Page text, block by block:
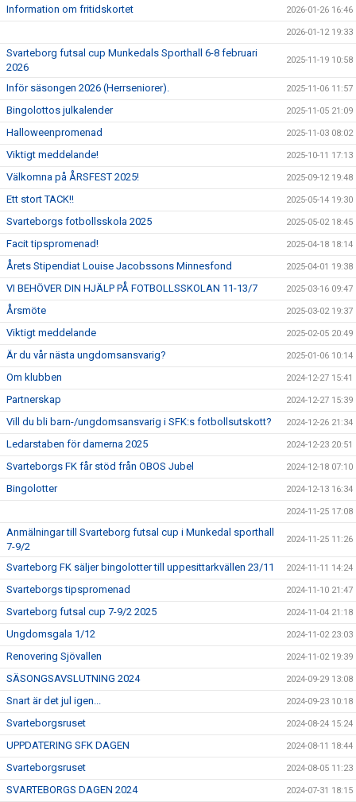
Information om fritidskortet 2026-01-26 16:46
2026-01-12 19:33
Svarteborg futsal cup Munkedals Sporthall 6-8 februari
2026
2025-11-19 10:58
Inför säsongen 2026 (Herrseniorer). 2025-11-06 11:57
Bingolottos julkalender 2025-11-05 21:09
Halloweenpromenad 2025-11-03 08:02
Viktigt meddelande! 2025-10-11 17:13
Välkomna på ÅRSFEST 2025! 2025-09-12 19:48
Ett stort TACK!! 2025-05-14 19:30
Svarteborgs fotbollsskola 2025 2025-05-02 18:45
Facit tipspromenad! 2025-04-18 18:14
Årets Stipendiat Louise Jacobssons Minnesfond 2025-04-01 19:38
VI BEHÖVER DIN HJÄLP PÅ FOTBOLLSSKOLAN 11-13/7 2025-03-16 09:47
Årsmöte 2025-03-02 19:37
Viktigt meddelande 2025-02-05 20:49
Är du vår nästa ungdomsansvarig? 2025-01-06 10:14
Om klubben 2024-12-27 15:41
Partnerskap 2024-12-27 15:39
Vill du bli barn-/ungdomsansvarig i SFK:s fotbollsutskott? 2024-12-26 21:34
Ledarstaben för damerna 2025 2024-12-23 20:51
Svarteborgs FK får stöd från OBOS Jubel 2024-12-18 07:10
Bingolotter 2024-12-13 16:34
2024-11-25 17:08
Anmälningar till Svarteborg futsal cup i Munkedal sporthall
7-9/2
2024-11-25 11:26
Svarteborg FK säljer bingolotter till uppesittarkvällen 23/11 2024-11-11 14:24
Svarteborgs tipspromenad 2024-11-10 21:47
Svarteborg futsal cup 7-9/2 2025 2024-11-04 21:18
Ungdomsgala 1/12 2024-11-02 23:03
Renovering Sjövallen 2024-11-02 19:39
SÄSONGSAVSLUTNING 2024 2024-09-29 13:08
Snart är det jul igen... 2024-09-23 10:18
Svarteborgsruset 2024-08-24 15:24
UPPDATERING SFK DAGEN 2024-08-11 18:44
Svarteborgsruset 2024-08-05 11:23
SVARTEBORGS DAGEN 2024 2024-07-31 18:15